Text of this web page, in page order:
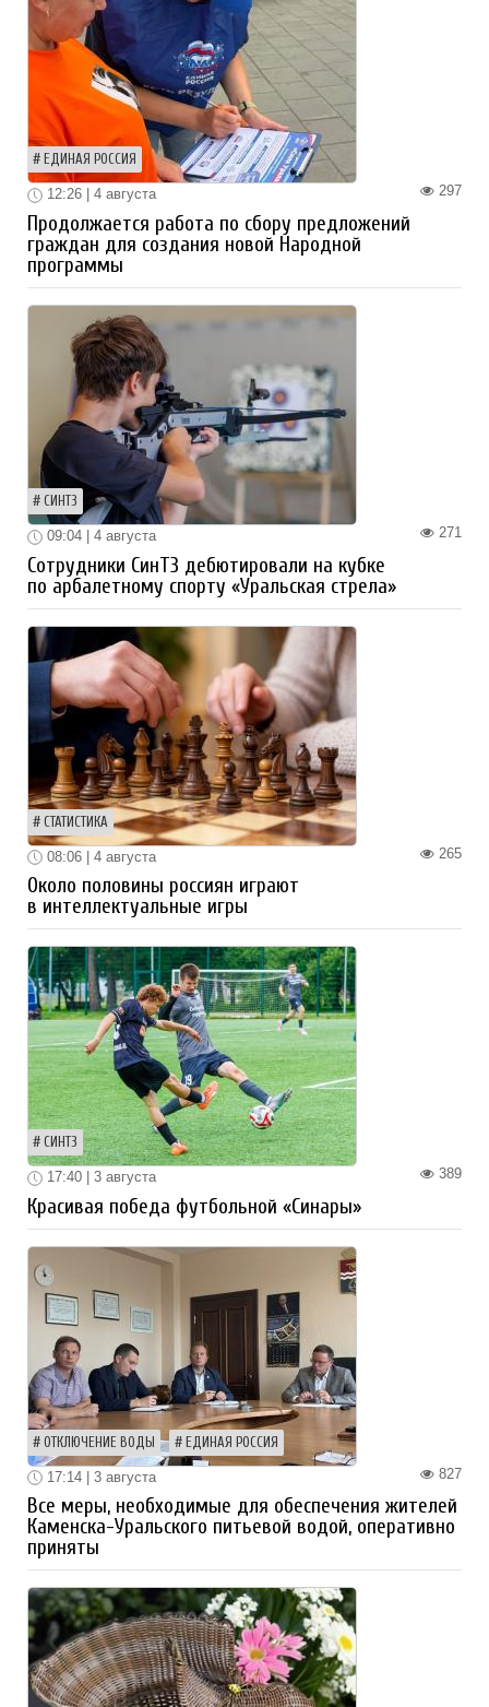
ЕДИНАЯ РОССИЯ
297
12:26 | 4 августа
Продолжается работа по сбору предложений
граждан для создания новой Народной
программы
СИНТЗ
271
09:04 | 4 августа
Сотрудники СинТЗ дебютировали на кубке
по арбалетному спорту «Уральская стрела»
СТАТИСТИКА
265
08:06 | 4 августа
Около половины россиян играют
в интеллектуальные игры
СИНТЗ
389
17:40 | 3 августа
Красивая победа футбольной «Синары»
ОТКЛЮЧЕНИЕ ВОДЫ ЕДИНАЯ РОССИЯ
827
17:14 | 3 августа
Все меры, необходимые для обеспечения жителей
Каменска-Уральского питьевой водой, оперативно
приняты